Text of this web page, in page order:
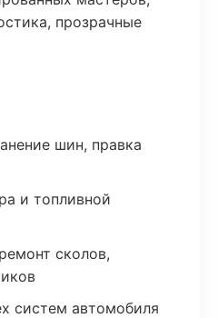
прозрачные
шин, правка
и топливной
сколов,
систем автомобиля